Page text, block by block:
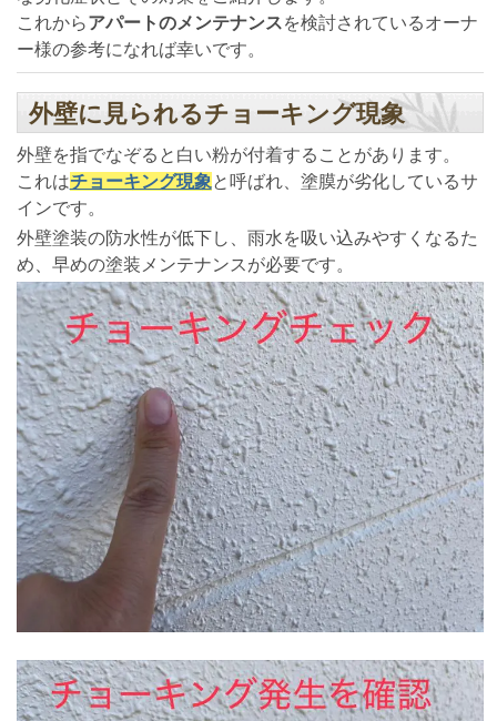
これからアパートのメンテナンスを検討されているオーナ
ー様の参考になれば幸いです。
外壁に見られるチョーキング現象
外壁を指でなぞると白い粉が付着することがあります。
これはチョーキング現象と呼ばれ、塗膜が劣化しているサ
インです。
外壁塗装の防水性が低下し、雨水を吸い込みやすくなるた
め、早めの塗装メンテナンスが必要です。